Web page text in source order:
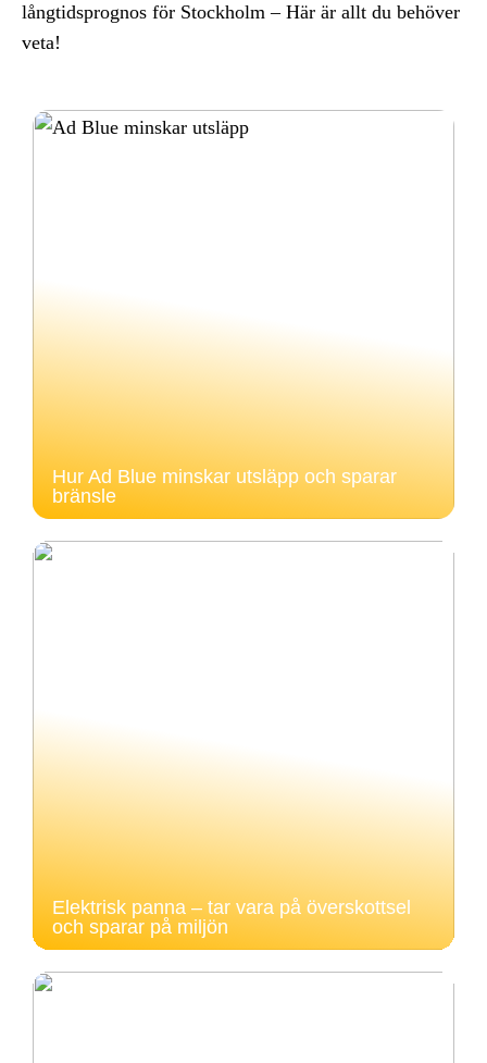
långtidsprognos för Stockholm – Här är allt du behöver
veta!
Hur Ad Blue minskar utsläpp och sparar
bränsle
Elektrisk panna – tar vara på överskottsel
och sparar på miljön